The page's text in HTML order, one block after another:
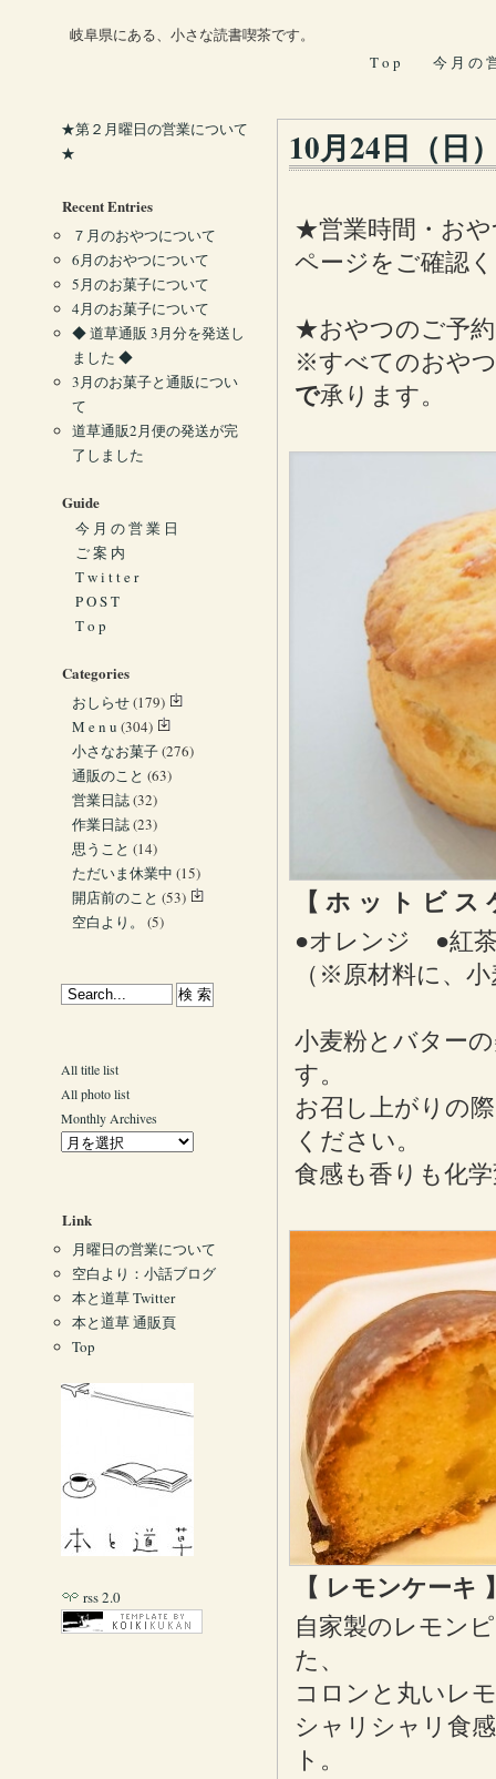
岐阜県にある、小さな読書喫茶です。
T o p
今 月 の
10月24日（日
★営業時間・お
ページをご確認
★おやつのご予
※すべてのおや
で承ります。
【 ホ ッ ト ビ ス
●オレンジ ●紅
（※原材料に、
小麦粉とバター
す。
お召し上がりの
ください。
食感も香りも化
【 レモンケーキ
自家製のレモン
た、
コロンと丸いレ
シャリシャリ食
ト。
★第２月曜日の営業について
★
Recent Entries
７月のおやつについて
6月のおやつについて
5月のお菓子について
4月のお菓子について
◆ 道草通販 3月分を発送し
ました ◆
3月のお菓子と通販につい
て
道草通販2月便の発送が完
了しました
Guide
今 月 の 営 業 日
ご 案 内
T w i t t e r
P O S T
T o p
Categories
おしらせ(179)
M e n u (304)
小さなお菓子(276)
通販のこと (63)
営業日誌(32)
作業日誌(23)
思うこと (14)
ただいま休業中 (15)
開店前のこと (53)
空白より。
(5)
All title list
All photo list
Monthly Archives
Link
月曜日の営業について
空白より：小話ブログ
本と道草 Twitter
本と道草 通販頁
Top
rss 2.0